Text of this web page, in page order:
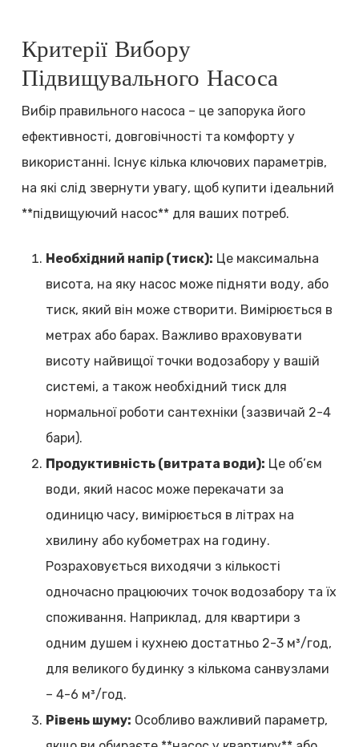
Критерії Вибору
Підвищувального Насоса
Вибір правильного насоса – це запорука його
ефективності, довговічності та комфорту у
використанні. Існує кілька ключових параметрів,
на які слід звернути увагу, щоб купити ідеальний
**підвищуючий насос** для ваших потреб.
Необхідний напір (тиск): Це максимальна
висота, на яку насос може підняти воду, або
тиск, який він може створити. Вимірюється в
метрах або барах. Важливо враховувати
висоту найвищої точки водозабору у вашій
системі, а також необхідний тиск для
нормальної роботи сантехніки (зазвичай 2-4
бари).
Продуктивність (витрата води): Це об’єм
води, який насос може перекачати за
одиницю часу, вимірюється в літрах на
хвилину або кубометрах на годину.
Розраховується виходячи з кількості
одночасно працюючих точок водозабору та їх
споживання. Наприклад, для квартири з
одним душем і кухнею достатньо 2-3 м³/год,
для великого будинку з кількома санвузлами
– 4-6 м³/год.
Рівень шуму: Особливо важливий параметр,